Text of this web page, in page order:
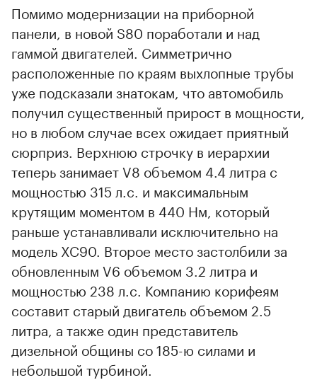
Помимо модернизации на приборной
панели, в новой S80 поработали и над
гаммой двигателей. Симметрично
расположенные по краям выхлопные трубы
уже подсказали знатокам, что автомобиль
получил существенный прирост в мощности,
но в любом случае всех ожидает приятный
сюрприз. Верхнюю строчку в иерархии
теперь занимает V8 объемом 4.4 литра с
мощностью 315 л.с. и максимальным
крутящим моментом в 440 Нм, который
раньше устанавливали исключительно на
модель XC90. Второе место застолбили за
обновленным V6 объемом 3.2 литра и
мощностью 238 л.с. Компанию корифеям
составит старый двигатель объемом 2.5
литра, а также один представитель
дизельной общины со 185-ю силами и
небольшой турбиной.